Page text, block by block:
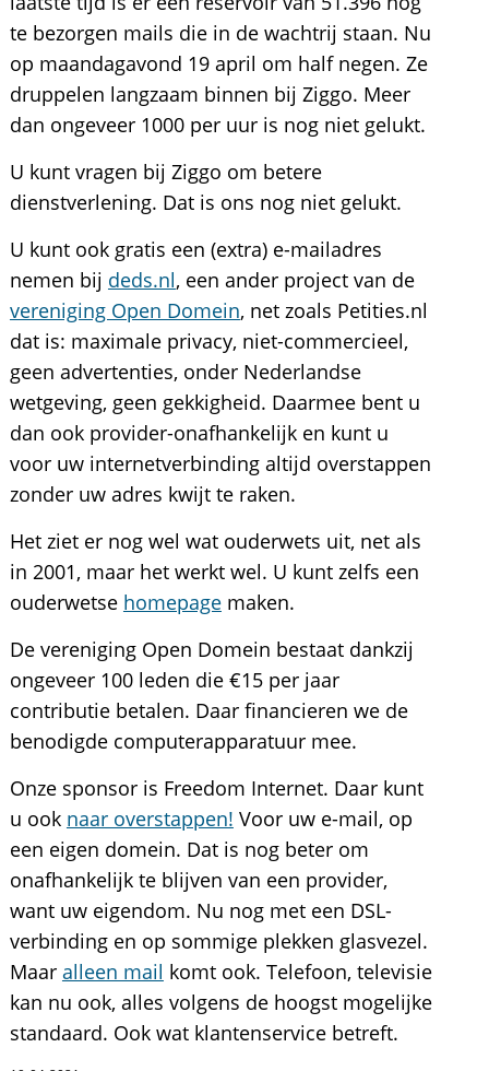
te bezorgen mails die in de wachtrij staan. Nu
op maandagavond 19 april om half negen. Ze
druppelen langzaam binnen bij Ziggo. Meer
dan ongeveer 1000 per uur is nog niet gelukt.
U kunt vragen bij Ziggo om betere
dienstverlening. Dat is ons nog niet gelukt.
U kunt ook gratis een (extra) e-mailadres
nemen bij deds.nl, een ander project van de
vereniging Open Domein, net zoals Petities.nl
dat is: maximale privacy, niet-commercieel,
geen advertenties, onder Nederlandse
wetgeving, geen gekkigheid. Daarmee bent u
dan ook provider-onafhankelijk en kunt u
voor uw internetverbinding altijd overstappen
zonder uw adres kwijt te raken.
Het ziet er nog wel wat ouderwets uit, net als
in 2001, maar het werkt wel. U kunt zelfs een
ouderwetse homepagemaken.
De vereniging Open Domein bestaat dankzij
ongeveer 100 leden die €15 per jaar
contributie betalen. Daar financieren we de
benodigde computerapparatuur mee.
Onze sponsor is Freedom Internet. Daar kunt
u ook naar overstappen! Voor uw e-mail, op
een eigen domein. Dat is nog beter om
onafhankelijk te blijven van een provider,
want uw eigendom. Nu nog met een DSL-
verbinding en op sommige plekken glasvezel.
Maar alleen mail komt ook. Telefoon, televisie
kan nu ook, alles volgens de hoogst mogelijke
standaard. Ook wat klantenservice betreft.